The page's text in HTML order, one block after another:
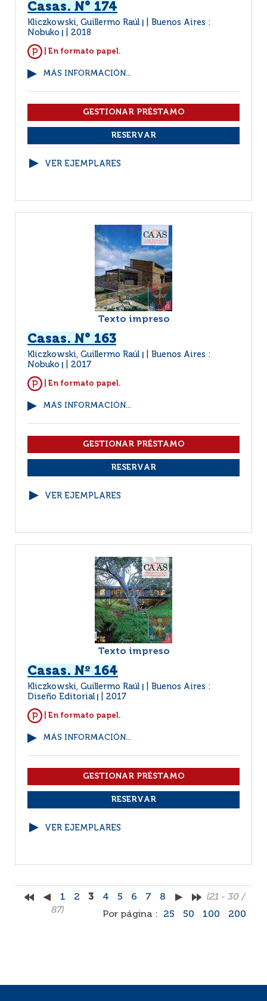
Casas. N° 174
Kliczkowski, Guillermo Raúl
Buenos Aires :
Nobuko
2018
| En formato papel.
MÁS INFORMACIÓN...
VER EJEMPLARES
Texto impreso
Casas. N° 163
Kliczkowski, Guillermo Raúl
Buenos Aires :
Nobuko
2017
| En formato papel.
MÁS INFORMACIÓN...
VER EJEMPLARES
Texto impreso
Casas. Nº 164
Kliczkowski, Guillermo Raúl
Buenos Aires :
Diseño Editorial
2017
| En formato papel.
MÁS INFORMACIÓN...
VER EJEMPLARES
1 2 3 4 5 6 7 8
(21 - 30 /
87)
Por página : 25 50 100 200